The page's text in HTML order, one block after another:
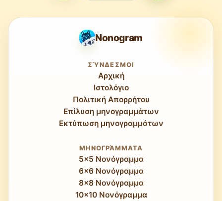
Nonogram
ΣΎΝΔΕΣΜΟΙ
Αρχική
Ιστολόγιο
Πολιτική Απορρήτου
Επίλυση μηνογραμμάτων
Εκτύπωση μηνογραμμάτων
ΜΗΝΟΓΡΆΜΜΑΤΑ
5x5 Νονόγραμμα
6x6 Νονόγραμμα
8x8 Νονόγραμμα
10x10 Νονόγραμμα